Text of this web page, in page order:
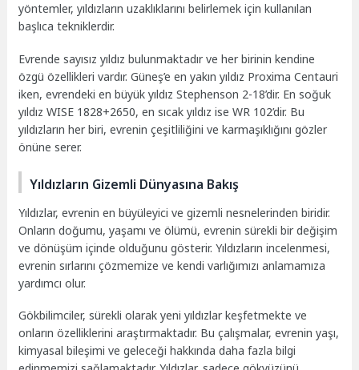
yöntemler, yıldızların uzaklıklarını belirlemek için kullanılan
başlıca tekniklerdir.
Evrende sayısız yıldız bulunmaktadır ve her birinin kendine
özgü özellikleri vardır. Güneş’e en yakın yıldız Proxima Centauri
iken, evrendeki en büyük yıldız Stephenson 2-18’dir. En soğuk
yıldız WISE 1828+2650, en sıcak yıldız ise WR 102’dir. Bu
yıldızların her biri, evrenin çeşitliliğini ve karmaşıklığını gözler
önüne serer.
Yıldızların Gizemli Dünyasına Bakış
Yıldızlar, evrenin en büyüleyici ve gizemli nesnelerinden biridir.
Onların doğumu, yaşamı ve ölümü, evrenin sürekli bir değişim
ve dönüşüm içinde olduğunu gösterir. Yıldızların incelenmesi,
evrenin sırlarını çözmemize ve kendi varlığımızı anlamamıza
yardımcı olur.
Gökbilimciler, sürekli olarak yeni yıldızlar keşfetmekte ve
onların özelliklerini araştırmaktadır. Bu çalışmalar, evrenin yaşı,
kimyasal bileşimi ve geleceği hakkında daha fazla bilgi